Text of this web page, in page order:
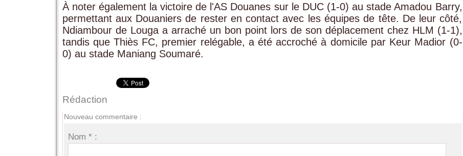
À noter également la victoire de l'AS Douanes sur le DUC (1-0) au stade Amadou Barry,
permettant aux Douaniers de rester en contact avec les équipes de tête. De leur côté,
Ndiambour de Louga a arraché un bon point lors de son déplacement chez HLM (1-1),
tandis que Thiès FC, premier relégable, a été accroché à domicile par Keur Madior (0-
0) au stade Maniang Soumaré.
Rédaction
Nouveau commentaire :
Nom * :